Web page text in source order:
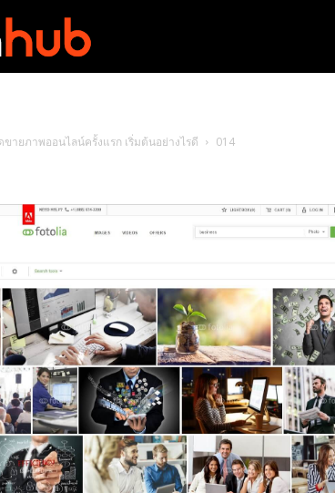
ขายภาพออนไลน์ครั้งแรก เริ่มต้นอย่างไรดี 014